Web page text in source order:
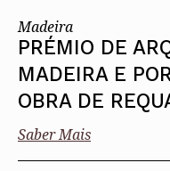
Madeira
PRÉMIO DE
MADEIRA E
OBRA DE
Saber Mais